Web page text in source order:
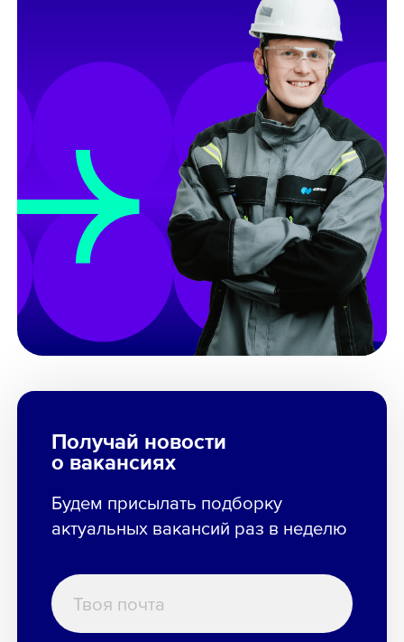
Получай новости
о вакансиях
Будем присылать подборку
актуальных вакансий раз в неделю